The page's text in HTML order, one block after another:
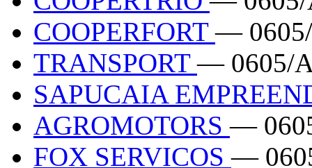
COOPERFORT—
TRANSPORT— 0605/
SAPUCAIA
AGROMOTORS—
FOX SERVICOS—